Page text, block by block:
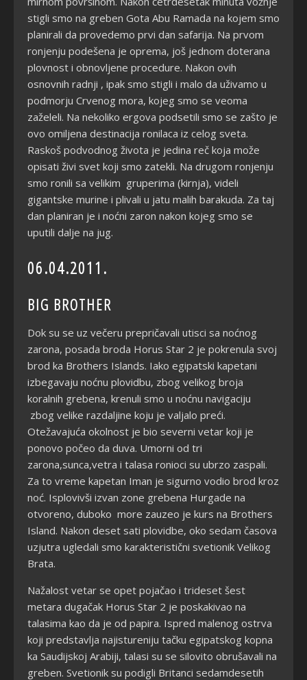
stigli smo na greben Gota Abu Ramada na kojem smo
planirali da provedemo prvi dan safarija. Na prvom
ronjenju podešena je oprema, još jednom doterana
plovnost i obnovljene procedure. Nakon ovih
osnovnih radnji , ipak smo stigli i malo da uživamo u
podmorju Crvenog mora, kojeg smo se veoma
zaželeli. Na nekoliko ergova podsetili smo se zašto je
ovo omiljena destinacija ronilaca iz celog sveta.
Raskoš podvodnog života je jedina reč koja može
opisati živi svet koji smo zatekli. Na drugom ronjenju
smo ronili sa velikim gruperima (kirnja), videli
gigantske murine i plivali u jatu malih barakuda. Za taj
dan planiran je i noćni zaron nakon kojeg smo se
uputili dalje na jug.
06.04.2011.
BIG BROTHER
Dok su se uz večeru prepričavali utisci sa noćnog
zarona, posada broda Horus Star 2 je pokrenula svoj
brod ka Brothers Islands. Iako egipatski kapetani
izbegavaju noćnu plovidbu, zbog velikog broja
koralnih grebena, krenuli smo u noćnu navigaciju
zbog velike razdaljine koju je valjalo preći.
Otežavajuća okolnost je bio severni vetar koji je
ponovo počeo da duva. Umorni od tri
zarona,sunca,vetra i talasa ronioci su ubrzo zaspali.
Za to vreme kapetan Iman je sigurno vodio brod kroz
noć. Isplovivši izvan zone grebena Hurgade na
otvoreno, duboko more zauzeo je kurs na Brothers
Island. Nakon deset sati plovidbe, oko sedam časova
uzjutra ugledali smo karakteristični svetionik Velikog
Brata.
Nažalost vetar se opet pojačao i trideset šest
metara dugačak Horus Star 2 je poskakivao na
talasima kao da je od papira. Ispred malenog ostrva
koji predstavlja najistureniju tačku egipatskog kopna
ka Saudijskoj Arabiji, talasi su se silovito obrušavali na
greben. Svetionik su podigli Britanci sedamdesetih